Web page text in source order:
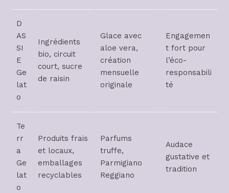
D
AS
SI
E
Ge
lat
o
Ingrédients
bio, circuit
court, sucre
de raisin
Glace avec
aloe vera,
création
mensuelle
originale
Engagemen
t fort pour
l’éco-
responsabili
té
Te
rr
a
Ge
lat
o
Produits frais
et locaux,
emballages
recyclables
Parfums
truffe,
Parmigiano
Reggiano
Audace
gustative et
tradition